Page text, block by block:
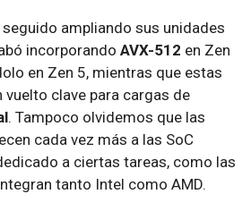
seguido ampliando sus unidades
incorporando AVX-512 en Zen
en Zen 5, mientras que estas
clave para cargas de
. Tampoco olvidemos que las
cada vez más a las SoC
a ciertas tareas, como las
tanto Intel como AMD.